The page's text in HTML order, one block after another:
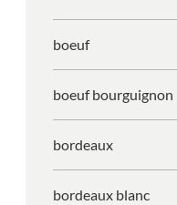
boeuf
boeuf bourguignon
bordeaux
bordeaux blanc